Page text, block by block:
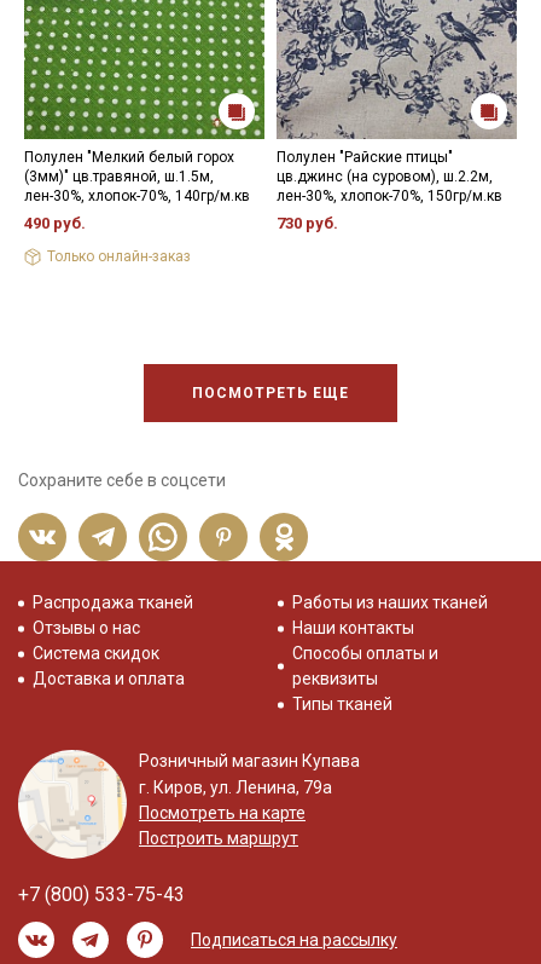
Полулен "Мелкий белый горох
(3мм)" цв.травяной, ш.1.5м,
лен-30%, хлопок-70%, 140гр/м.кв
490 руб.
Только онлайн-заказ
Полулен "Райские птицы"
цв.джинс (на суровом), ш.2.2м,
лен-30%, хлопок-70%, 150гр/м.кв
730 руб.
ПОСМОТРЕТЬ ЕЩЕ
Сохраните себе в соцсети
Распродажа тканей
Отзывы о нас
Система скидок
Доставка и оплата
Работы из наших тканей
Наши контакты
Способы оплаты и
реквизиты
Типы тканей
Розничный магазин Купава
г. Киров, ул. Ленина, 79а
Посмотреть на карте
Построить маршрут
+7 (800) 533-75-43
Подписаться на рассылку